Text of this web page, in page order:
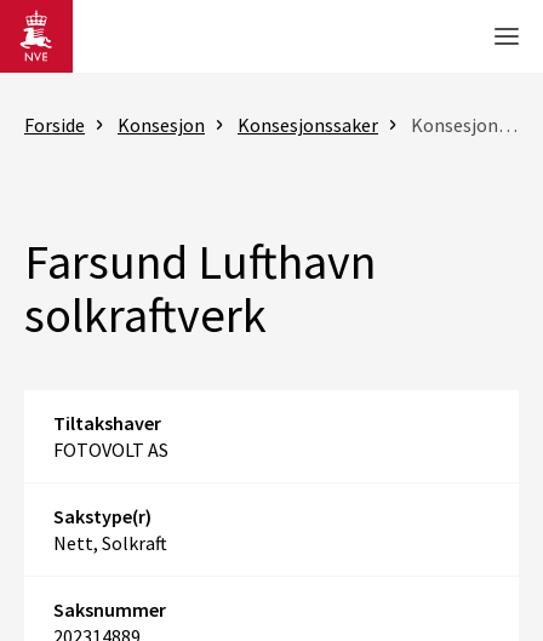
Gå til hovedinnhold
Forside Konsesjon Konsesjonssaker Konsesjonssak
Farsund Lufthavn
solkraftverk
Tiltakshaver
FOTOVOLT AS
Sakstype(r)
Nett, Solkraft
Saksnummer
202314889